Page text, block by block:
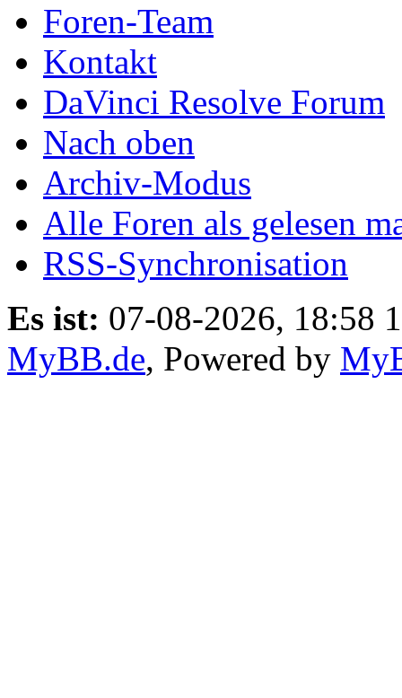
Foren-Team
Kontakt
DaVinci Resolve Forum
Nach oben
Archiv-Modus
Alle Foren als gelesen
RSS-Synchronisation
Es ist: 07-08-2026, 18:58
MyBB.de, Powered by